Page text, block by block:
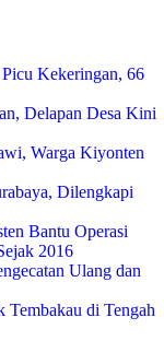
Kekeringan, 66
Delapan Desa Kini
Warga Kiyonten
Dilengkapi
Bantu Operasi
2016
Ulang dan
di Tengah